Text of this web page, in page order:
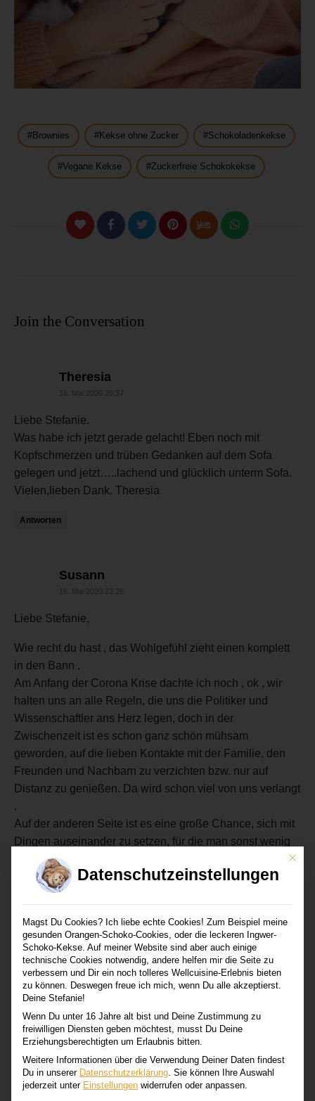
Brownies Kekse ohne Zucker Schokoladenkekse
Vegane Kekse Zuckerfreie Schokokekse
Join the Conversation
Theresia
16. Mai 2020 20:37
Liebe Stefanie.
Was habe ich jetzt gerade gelacht! Eben noch mit
Kopfschmerzen und trüben Gedanken auf dem Sofa
gelegen und jetzt…..lachend und glücklich unterm Sofa.
Vielen,lieben Dank. Theresia
Antworten
Susann
16. Mai 2020 23:26
Liebe Stefanie,
Wie recht du hast , das Wohlgefühl zieht einen komplett
in den Bann .
Am Anfang der Corona Krise dachte ich noch , ok , wir
halten uns an alle Regeln, die uns die Politiker und
Wissenschaftler ans Herz legen, doch in der
Zwischenzeit ist es schon ganz schön mühsam
geworden, auf die lieben Kontakte mit der Familie, den
Freunden und Nachbarn zu verzichten bzw. nur auf
Distanz zu genießen. Da wird schon viel von uns verlangt
.
Auf der anderen Seite ist es eine große Chance, sich mit
Dingen auseinander zu setzen, für die man sonst wenig
Zeit hatte oder glaubte zu haben .
Mein Wohlgefühl habe ich jetzt unter anderem im
ausgiebigen Ausprobieren deiner Rezepte gefunden , ich
backe sehr oft deine Brote , alle lieben das
Bauernbaguette und deine Körner Brote …
Der lauwarme Linsensalat steht oft auf meiner
Einkaufsliste, in die Blumenkohl Tacos können mein
Mann und ich uns reinlegen … die Liste deiner
Köstlichkeiten nimmt hier eigentlich kein Ende….
Ansonsten entspanne ich mich immer wieder in unserem
Garten , genieße das Vogel Gezwitscher , freue mich über
Rosenknospen , die gerade richtig toll aufplatzen, und
versuche einfach , die einfachen Dinge des Alltags als
Mit
Datenschutzeinstellungen
Magst Du Cookies? Ich liebe echte Cookies! Zum Beispiel meine
gesunden Orangen-Schoko-Cookies, oder die leckeren Ingwer-
Schoko-Kekse. Auf meiner Website sind aber auch einige
technische Cookies notwendig, andere helfen mir die Seite zu
verbessern und Dir ein noch tolleres Wellcuisine-Erlebnis bieten
zu können. Deswegen freue ich mich, wenn Du alle akzeptierst.
Deine Stefanie!
Wenn Du unter 16 Jahre alt bist und Deine Zustimmung zu
freiwilligen Diensten geben möchtest, musst Du Deine
Erziehungsberechtigten um Erlaubnis bitten.
Weitere Informationen über die Verwendung Deiner Daten findest
Du in unserer Datenschutzerklärung Sie können Ihre Auswahl
jederzeit unter Einstellungen widerrufen oder anpassen.